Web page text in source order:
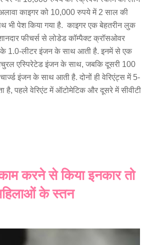
काइगर को 10,000 रुपये में 2 साल की
भी पेश किया गया है.  काइगर एक बेहतरीन लुक
फीचर्स से लोडेड कॉम्पैक्ट क्रॉसओवर
के 1.0-लीटर इंजन के साथ आती है. इनमें से एक
एस्पिरेटेड इंजन के साथ, जबकि दूसरी 100
इंजन के साथ आती है. दोनों ही वेरिएंट्स में 5-
है, पहले वेरिएंट में ऑटोमेटिक और दूसरे में सीवीटी
करने से किया इनकार तो
के स्‍तन